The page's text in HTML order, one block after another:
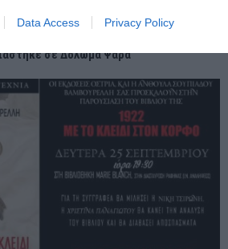
Data Access Privacy Policy
σε Δόλωμα Ψαρά